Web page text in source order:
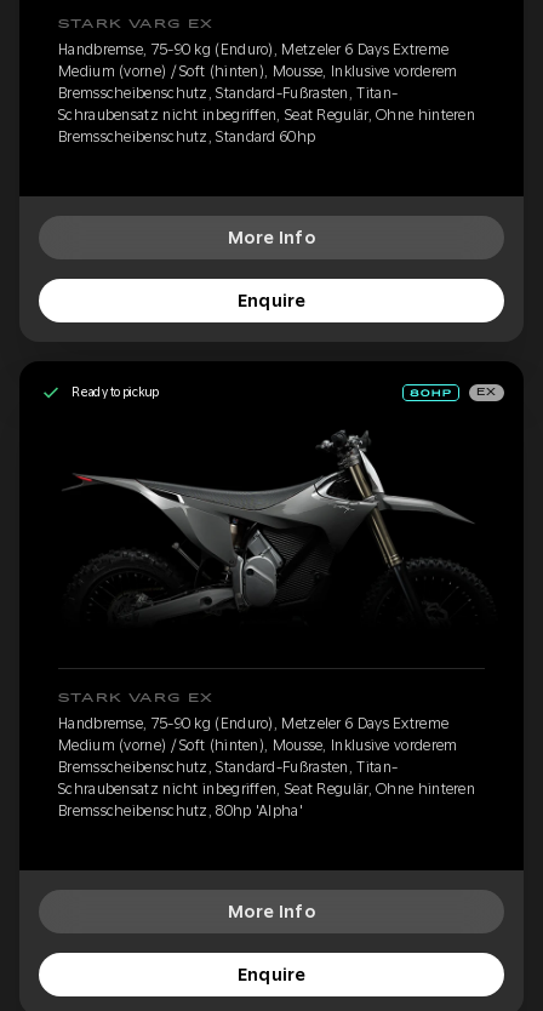
STARK VARG EX
Handbremse, 75-90 kg (Enduro), Metzeler 6 Days Extreme
Medium (vorne) / Soft (hinten), Mousse, Inklusive vorderem
Bremsscheibenschutz, Standard-Fußrasten, Titan-
Schraubensatz nicht inbegriffen, Seat Regulär, Ohne hinteren
Bremsscheibenschutz, Standard 60hp
More Info
Enquire
Ready to pickup EX
STARK VARG EX
Handbremse, 75-90 kg (Enduro), Metzeler 6 Days Extreme
Medium (vorne) / Soft (hinten), Mousse, Inklusive vorderem
Bremsscheibenschutz, Standard-Fußrasten, Titan-
Schraubensatz nicht inbegriffen, Seat Regulär, Ohne hinteren
Bremsscheibenschutz, 80hp 'Alpha'
More Info
Enquire